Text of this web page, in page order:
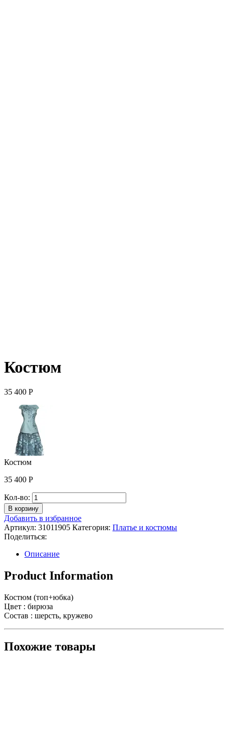
Костюм
35 400 Р
Костюм
35 400 Р
Кол-во: Количество
Костюм
В корзину
Добавить в избранное
Артикул: 31011905 Категория: Платье и костюмы
Поделиться:
Описание
Product Information
Костюм (топ+юбка)
Цвет : бирюза
Состав : шерсть, кружево
Похожие товары